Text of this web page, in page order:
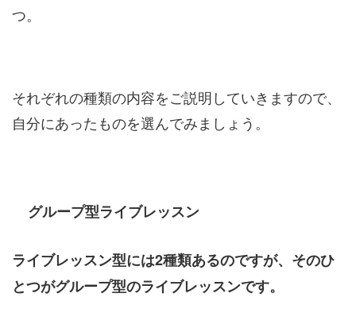
つ。
それぞれの種類の内容をご説明していきますので、
自分にあったものを選んでみましょう。
グループ型ライブレッスン
ライブレッスン型には2種類あるのですが、そのひ
とつがグループ型のライブレッスンです。